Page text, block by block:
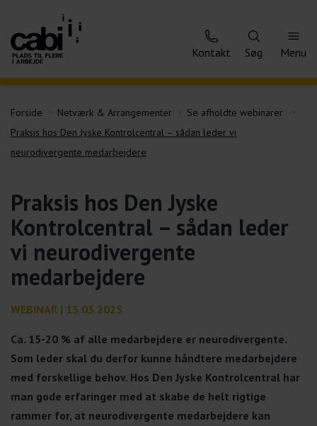
Kontakt Søg Menu
Forside Netværk & Arrangementer
Se afholdte webinarer
Praksis hos Den Jyske Kontrolcentral – sådan leder vi
neurodivergente medarbejdere
Praksis hos Den Jyske
Kontrolcentral – sådan leder
vi neurodivergente
medarbejdere
WEBINAR | 13.03.2025
Ca. 15-20 % af alle medarbejdere er neurodivergente.
Som leder skal du derfor kunne håndtere medarbejdere
med forskellige behov. Hos Den Jyske Kontrolcentral har
man gode erfaringer med at skabe de helt rigtige
rammer for, at neurodivergente medarbejdere kan